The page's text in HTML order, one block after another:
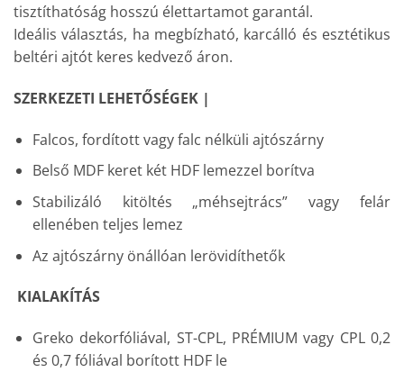
tisztíthatóság hosszú élettartamot garantál.
Ideális választás, ha megbízható, karcálló és esztétikus
beltéri ajtót keres kedvező áron.
SZERKEZETI LEHETŐSÉGEK |
Falcos, fordított vagy falc nélküli ajtószárny
Belső MDF keret két HDF lemezzel borítva
Stabilizáló kitöltés „méhsejtrács” vagy felár
ellenében teljes lemez
Az ajtószárny önállóan lerövidíthetők
KIALAKÍTÁS
Greko dekorfóliával, ST-CPL, PRÉMIUM vagy CPL 0,2
és 0,7 fóliával borított HDF le